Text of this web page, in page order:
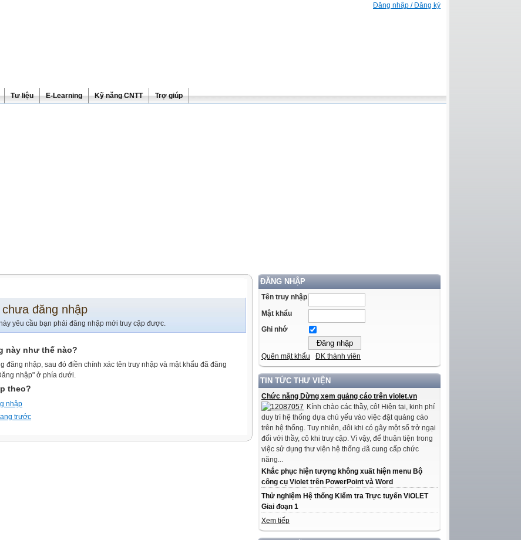
Đăng nhập / Đăng ký
Tư liệu E-Learning Kỹ năng CNTT Trợ giúp
ĐĂNG NHẬP
Tên truy nhập
Mật khẩu
Ghi nhớ
Quên mật khẩu ĐK thành viên
TIN TỨC THƯ VIỆN
Chức năng Dừng xem quảng cáo trên violet.vn
Kính chào các thầy, cô! Hiện tại, kinh phí
duy trì hệ thống dựa chủ yếu vào việc đặt quảng cáo
trên hệ thống. Tuy nhiên, đôi khi có gây một số trở ngại
đối với thầy, cô khi truy cập. Vì vậy, để thuận tiện trong
việc sử dụng thư viện hệ thống đã cung cấp chức
năng...
Khắc phục hiện tượng không xuất hiện menu Bộ
công cụ Violet trên PowerPoint và Word
Thử nghiệm Hệ thống Kiểm tra Trực tuyến ViOLET
Giai đoạn 1
Xem tiếp
chưa đăng nhập
yêu cầu bạn phải đăng nhập mới truy cập được.
này như thế nào?
đăng nhập, sau đó điền chính xác tên truy nhập và mật khẩu đã đăng
nhập" ở phía dưới.
theo?
nhập
trước